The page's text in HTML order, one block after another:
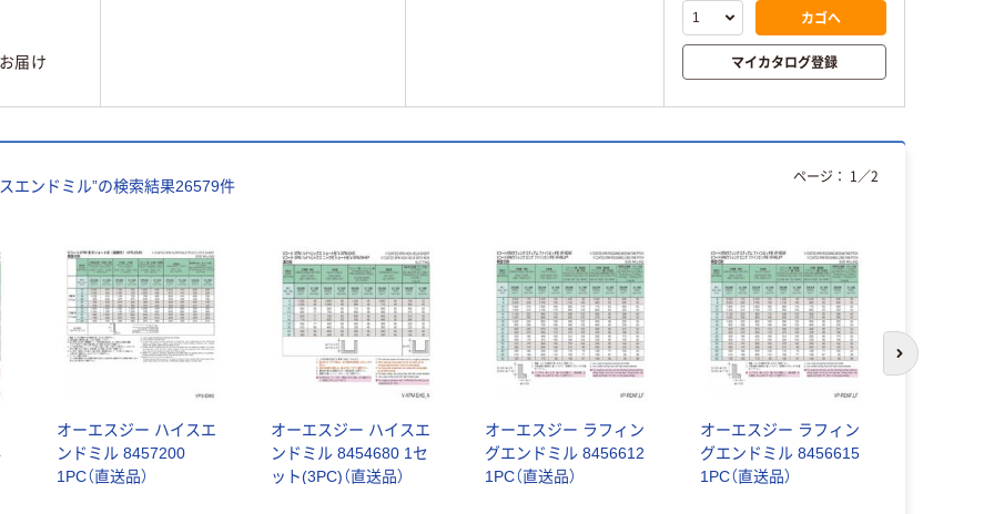
届け
カゴへ
マイカタログ登録
エンドミル”の検索結果26579件
オーエスジー ハイスエ
ンドミル 8457200
1PC（直送品）
オーエスジー ハイスエ
ンドミル 8454680 1セ
ット(3PC)（直送品）
オーエスジー ラフィン
グエンドミル 8456612
1PC（直送品）
オーエスジー ラフィン
グエンドミル 8456615
1PC（直送品）
ページ： 1 ／2
次のスライド